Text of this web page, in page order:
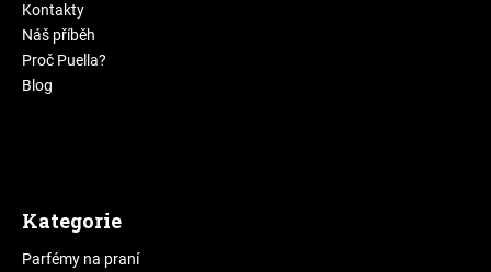
Kontakty
Náš příběh
Proč Puella?
Blog
Kategorie
Parfémy na praní